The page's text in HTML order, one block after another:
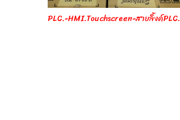
PLC.-HMI.Touchscreen-สายลิ้งค์PLC.